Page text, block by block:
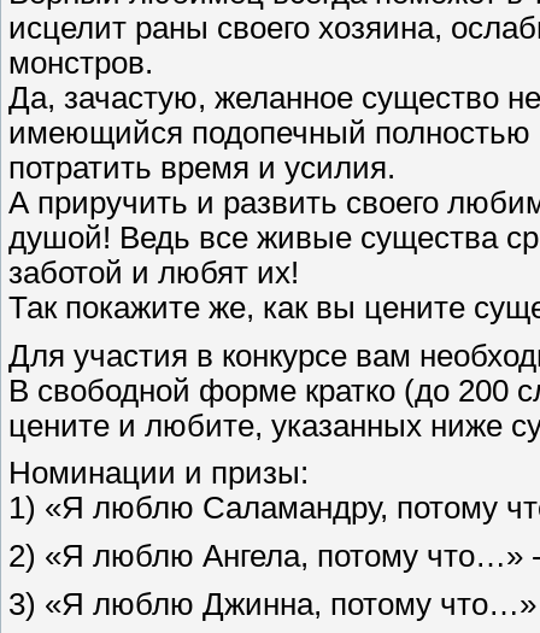
исцелит раны своего хозяина,
монстров.
Да, зачастую, желанное существо
имеющийся подопечный полностью
потратить время и усилия.
А приручить и развить своего
душой! Ведь все живые существа
заботой и любят их!
Так покажите же, как вы цените
Для участия в конкурсе вам
В свободной форме кратко (до 200
цените и любите, указанных ниже
Номинации и призы:
1) «Я люблю Саламандру, потому
2) «Я люблю Ангела, потому что…»
3) «Я люблю Джинна, потому что…»